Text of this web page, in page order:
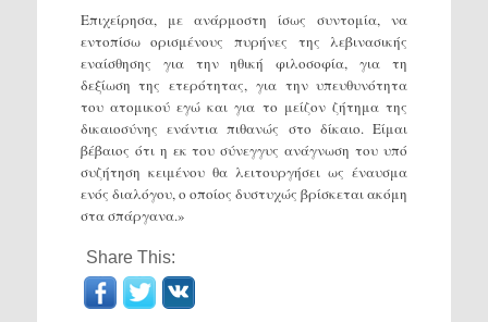
Επιχείρησα, με ανάρμοστη ίσως συντομία, να
εντοπίσω ορισμένους πυρήνες της λεβινασικής
εναίσθησης για την ηθική φιλοσοφία, για τη
δεξίωση της ετερότητας, για την υπευθυνότητα
του ατομικού εγώ και για το μείζον ζήτημα της
δικαιοσύνης ενάντια πιθανώς στο δίκαιο. Είμαι
βέβαιος ότι η εκ του σύνεγγυς ανάγνωση του υπό
συζήτηση κειμένου θα λειτουργήσει ως έναυσμα
ενός διαλόγου, ο οποίος δυστυχώς βρίσκεται ακόμη
στα σπάργανα.»
Share This: